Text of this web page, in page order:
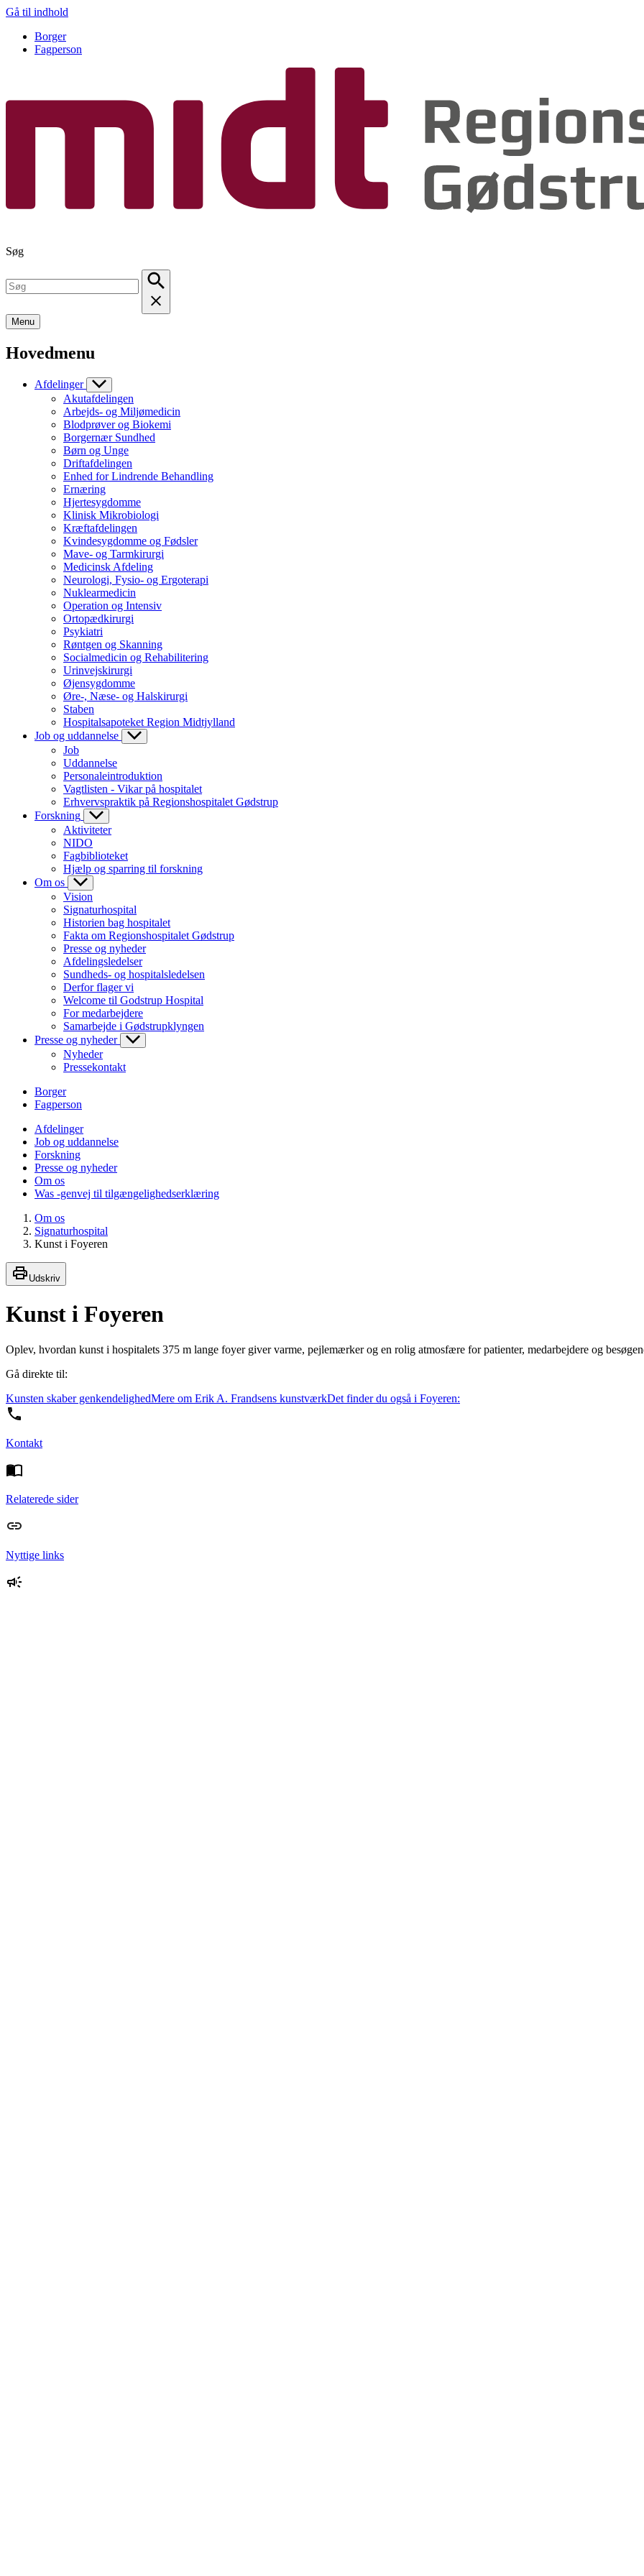
Gå til indhold
Borger
Fagperson
Søg
Menu
Hovedmenu
Afdelinger
Akutafdelingen
Arbejds- og Miljømedicin
Blodprøver og Biokemi
Borgernær Sundhed
Børn og Unge
Driftafdelingen
Enhed for Lindrende Behandling
Ernæring
Hjertesygdomme
Klinisk Mikrobiologi
Kræftafdelingen
Kvindesygdomme og Fødsler
Mave- og Tarmkirurgi
Medicinsk Afdeling
Neurologi, Fysio- og Ergoterapi
Nuklearmedicin
Operation og Intensiv
Ortopædkirurgi
Psykiatri
Røntgen og Skanning
Socialmedicin og Rehabilitering
Urinvejskirurgi
Øjensygdomme
Øre-, Næse- og Halskirurgi
Staben
Hospitalsapoteket Region Midtjylland
Job og uddannelse
Job
Uddannelse
Personaleintroduktion
Vagtlisten - Vikar på hospitalet
Erhvervspraktik på Regionshospitalet Gødstrup
Forskning
Aktiviteter
NIDO
Fagbiblioteket
Hjælp og sparring til forskning
Om os
Vision
Signaturhospital
Historien bag hospitalet
Fakta om Regionshospitalet Gødstrup
Presse og nyheder
Afdelingsledelser
Sundheds- og hospitalsledelsen
Derfor flager vi
Welcome til Godstrup Hospital
For medarbejdere
Samarbejde i Gødstrupklyngen
Presse og nyheder
Nyheder
Pressekontakt
Borger
Fagperson
Afdelinger
Job og uddannelse
Forskning
Presse og nyheder
Om os
Was -genvej til tilgængelighedserklæring
Om os
Signaturhospital
Kunst i Foyeren
Udskriv
Kunst i Foyeren
Oplev, hvordan kunst i hospitalets 375 m lange foyer giver varme, pejlemærker og en rolig atmosfære for patienter, medarbejdere og
Gå direkte til:
Kunsten skaber genkendelighedMere om Erik A. Frandsens kunstværkDet finder du også i Foyeren:
Kontakt
Relaterede sider
Nyttige links